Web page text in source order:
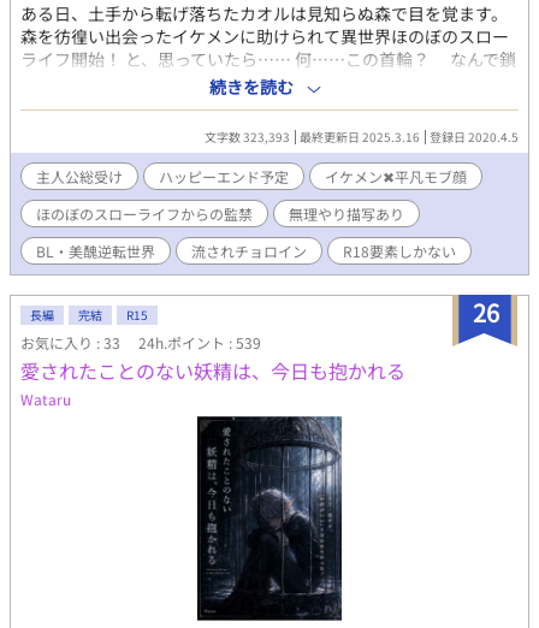
ある日、土手から転げ落ちたカオルは見知らぬ森で目を覚ます。
森を彷徨い出会ったイケメンに助けられて異世界ほのぼのスロー
ライフ開始！ と、思っていたら…… 何……この首輪？ なんで鎖
に？ え？ ちょま……俺、監禁されんのー！？ 美醜が逆転した世
界で病んでるイケメンに監禁されてしまうカオル。 なんとか逃げ
出した先でもトラブルに巻き込まれ、助けてもらった騎士団長の
専属娼夫に！？ 異世界で初めてできた友達とは、なんだかんだて
一線超えちゃうし、ストーカー貴族には目を付けられるし……そ
んなカオルくんのめくるめく異世界ファンタジー物語！！ ✳︎ファ
ンタジー要素はそんなにありません！ 病んでる王子・奥手なSラ
ンク冒険者のギルドマスター・優しい騎士団長・近所の食堂店
員・ストーカー貴族・奴隷の半獣人・隣国のアルビノ少年……な
話です。 R18シーンは予告ないので読む時はご注意を〜 男性妊娠
の話もあります！ 喘ぎ声多めの作品です！ 不定期更新ですがどう
ぞよろしくお願いします！
続きを読む
文字数 323,393 最終更新日 2025.3.16 登録日 2020.4.5
主人公総受け ハッピーエンド予定
イケメン✖︎平凡モブ顔
ほのぼのスローライフからの監禁
無理やり描写あり
BL・美醜逆転世界
流されチョロイン R18要素しかない
26
長編 完結 R15
お気に入り : 33 24h.ポイント : 539
愛されたことのない妖精は、今日も抱かれる
Wataru